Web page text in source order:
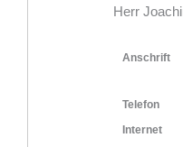
Herr
Anschrift
Telefon
Internet